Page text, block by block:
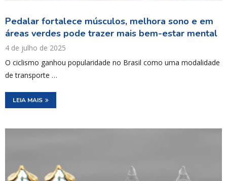
Pedalar fortalece músculos, melhora sono e em
áreas verdes pode trazer mais bem-estar mental
4 de julho de 2025
O ciclismo ganhou popularidade no Brasil como uma modalidade
de transporte …
LEIA MAIS